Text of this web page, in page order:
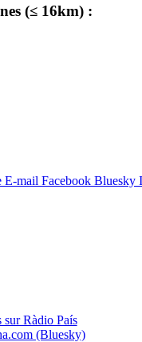
(≤ 16km) :
sur Ràdio País
(Bluesky)